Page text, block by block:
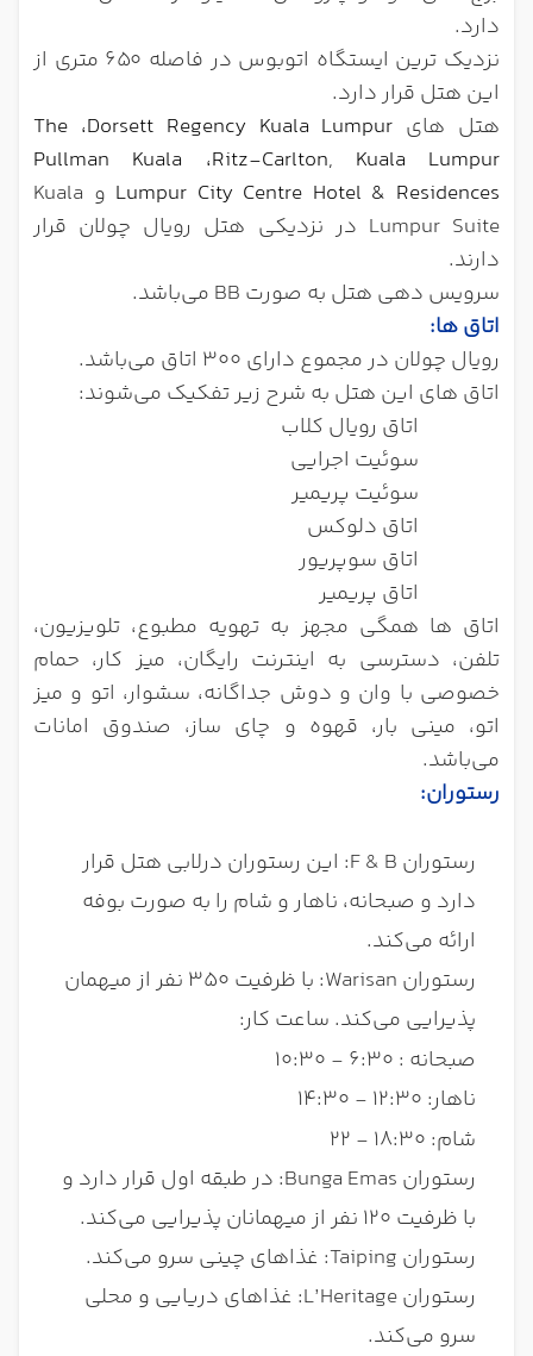
دارد.
نزدیک ترین ایستگاه اتوبوس در فاصله 650 متری از
این هتل قرار دارد.
هتل های Dorsett Regency Kuala Lumpur، The
Ritz-Carlton, Kuala Lumpur، Pullman Kuala
Lumpur City Centre Hotel & Residences
و Kuala
Lumpur Suite در نزدیکی هتل رویال چولان قرار
دارند.
سرویس دهی هتل به صورت BB می‌باشد.
اتاق ها:
رویال چولان در مجموع دارای 300 اتاق می‌باشد.
اتاق های این هتل به شرح زیر تفکیک می‌شوند:
اتاق رویال کلاب
سوئیت اجرایی
سوئیت پریمیر
اتاق دلوکس
اتاق سوپریور
اتاق پریمیر
اتاق ها همگی مجهز به تهویه مطبوع، تلویزیون،
تلفن، دسترسی به اینترنت رایگان، میز کار، حمام
خصوصی با وان و دوش جداگانه، سشوار، اتو و میز
اتو، مینی بار، قهوه و چای ساز، صندوق امانات
می‌باشد.
رستوران:
رستوران F & B: این رستوران درلابی هتل قرار
دارد و صبحانه، ناهار و شام را به صورت بوفه
ارائه می‌کند.
رستوران Warisan: با ظرفیت 350 نفر از میهمان
پذیرایی می‌کند. ساعت کار:
صبحانه : 6:30 - 10:30
ناهار: 12:30 - 14:30
شام: 18:30 - 22
رستوران Bunga Emas: در طبقه اول قرار دارد و
با ظرفیت 120 نفر از میهمانان پذیرایی می‌کند.
رستوران Taiping: غذاهای چینی سرو می‌کند.
رستوران L’Heritage: غذاهای دریایی و محلی
سرو می‌کند.